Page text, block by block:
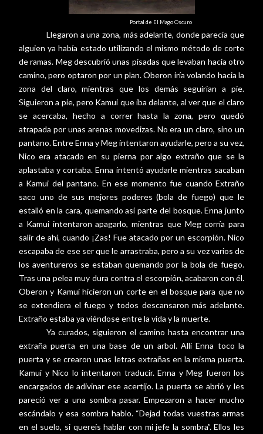
Portal de El Mago Oscuro
Llegaron a una zona, más adelante, donde parecía que
alguien ya había estado utilizando el mismo método de corte
de ramas. Meg descubrió unas pisadas que levaban hacia otro
camino, pero optaron por un plan. Oberon iría volando hacia la
zona del claro, mientras que los demás seguirían a pie.
Siguieron a pie, pero Kamui que iba delante, al ver que el claro
se acercaba, hecho a correr hasta la zona, pero quedó
atrapada por unas arenas movedizas. No era un claro, sino un
pantano. Entre Enna y Meg intentaron ayudarle, pero a su vez,
Nico era atacado en su pierna por algo extraño que se la
aplastaba y cortaba. Enna intentó ayudarle mientras sacaban
a Kamui del pantano. En ese momento fue cuando Extraño
saco uno de sus mejores poderes (bola de fuego) que le
estalló en la cara, quemando así parte del bosque. Enna junto
a Kamui intentaron apagarlo, mientras que Meg corría para
salir de ahí, cuando ¡Zas! Fue atacado por un escorpión. Nico
escapaba de ese ser que le arrastraba, pero a su vez varios de
los aventureros se estaban quemando por la bola de fuego.
Tras una pelea muy dura contra el escorpión, acabaron con él.
Oberon y Kamui hicieron un corte en el bosque para que no
se extendiera el fuego y todos descansaron más adelante.
Extraño estaba ya viéndose entre la vida y la muerte.
Ya curados, siguieron el camino hasta encontrar una
extraña puerta en una base de un arbol. Allí Enna toco la
puerta y se crearon unas letras extrañas en la misma puerta.
Kamui y Nico lo intentaron traducir. Enna y Meg fueron los
encargados de adivinar ese acertijo. La puerta se abrió y les
pareció ver a una sombra pasar. Empezaron a hacer mucho
escándalo y esa sombra hablo. “Dejad todas vuestras armas
en el suelo, si quereís hablar con mi jefe la sombra”. Ellos les